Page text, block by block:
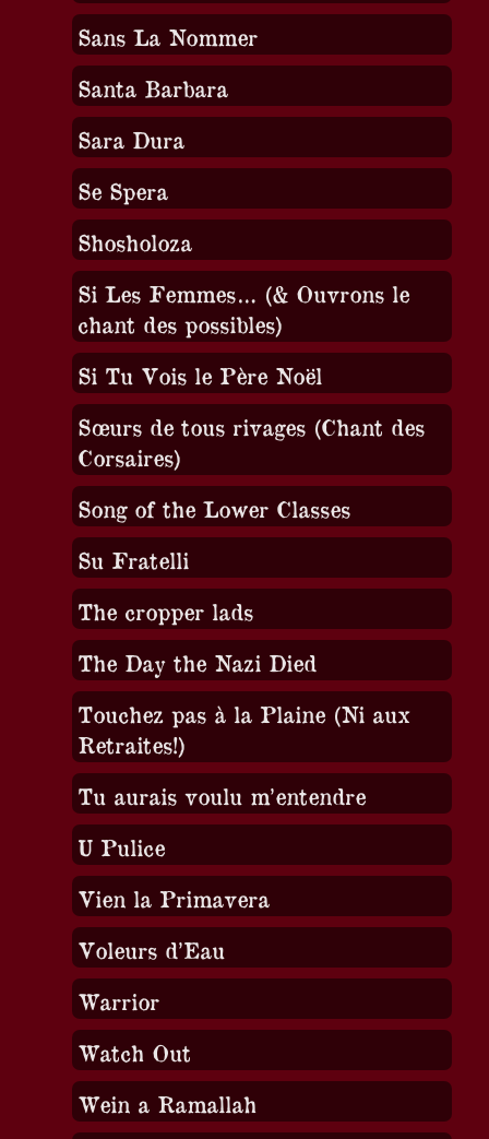
Sans La Nommer
Santa Barbara
Sara Dura
Se Spera
Shosholoza
Si Les Femmes… (& Ouvrons le
chant des possibles)
Si Tu Vois le Père Noël
Sœurs de tous rivages (Chant des
Corsaires)
Song of the Lower Classes
Su Fratelli
The cropper lads
The Day the Nazi Died
Touchez pas à la Plaine (Ni aux
Retraites!)
Tu aurais voulu m’entendre
U Pulice
Vien la Primavera
Voleurs d’Eau
Warrior
Watch Out
Wein a Ramallah